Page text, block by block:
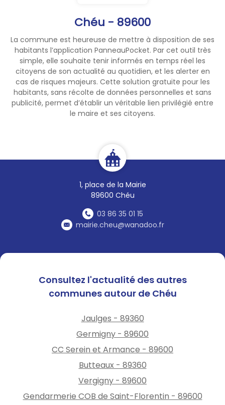
Chéu - 89600
La commune est heureuse de mettre à disposition de ses
habitants l’application PanneauPocket. Par cet outil très
simple, elle souhaite tenir informés en temps réel les
citoyens de son actualité au quotidien, et les alerter en
cas de risques majeurs. Cette solution gratuite pour les
habitants, sans récolte de données personnelles et sans
publicité, permet d’établir un véritable lien privilégié entre
le maire et ses citoyens.
1, place de la Mairie
89600 Chéu
03 86 35 01 15
mairie.cheu@wanadoo.fr
Consultez l'actualité des autres
communes autour de Chéu
Jaulges - 89360
Germigny - 89600
CC Serein et Armance - 89600
Butteaux - 89360
Vergigny - 89600
Gendarmerie COB de Saint-Florentin - 89600